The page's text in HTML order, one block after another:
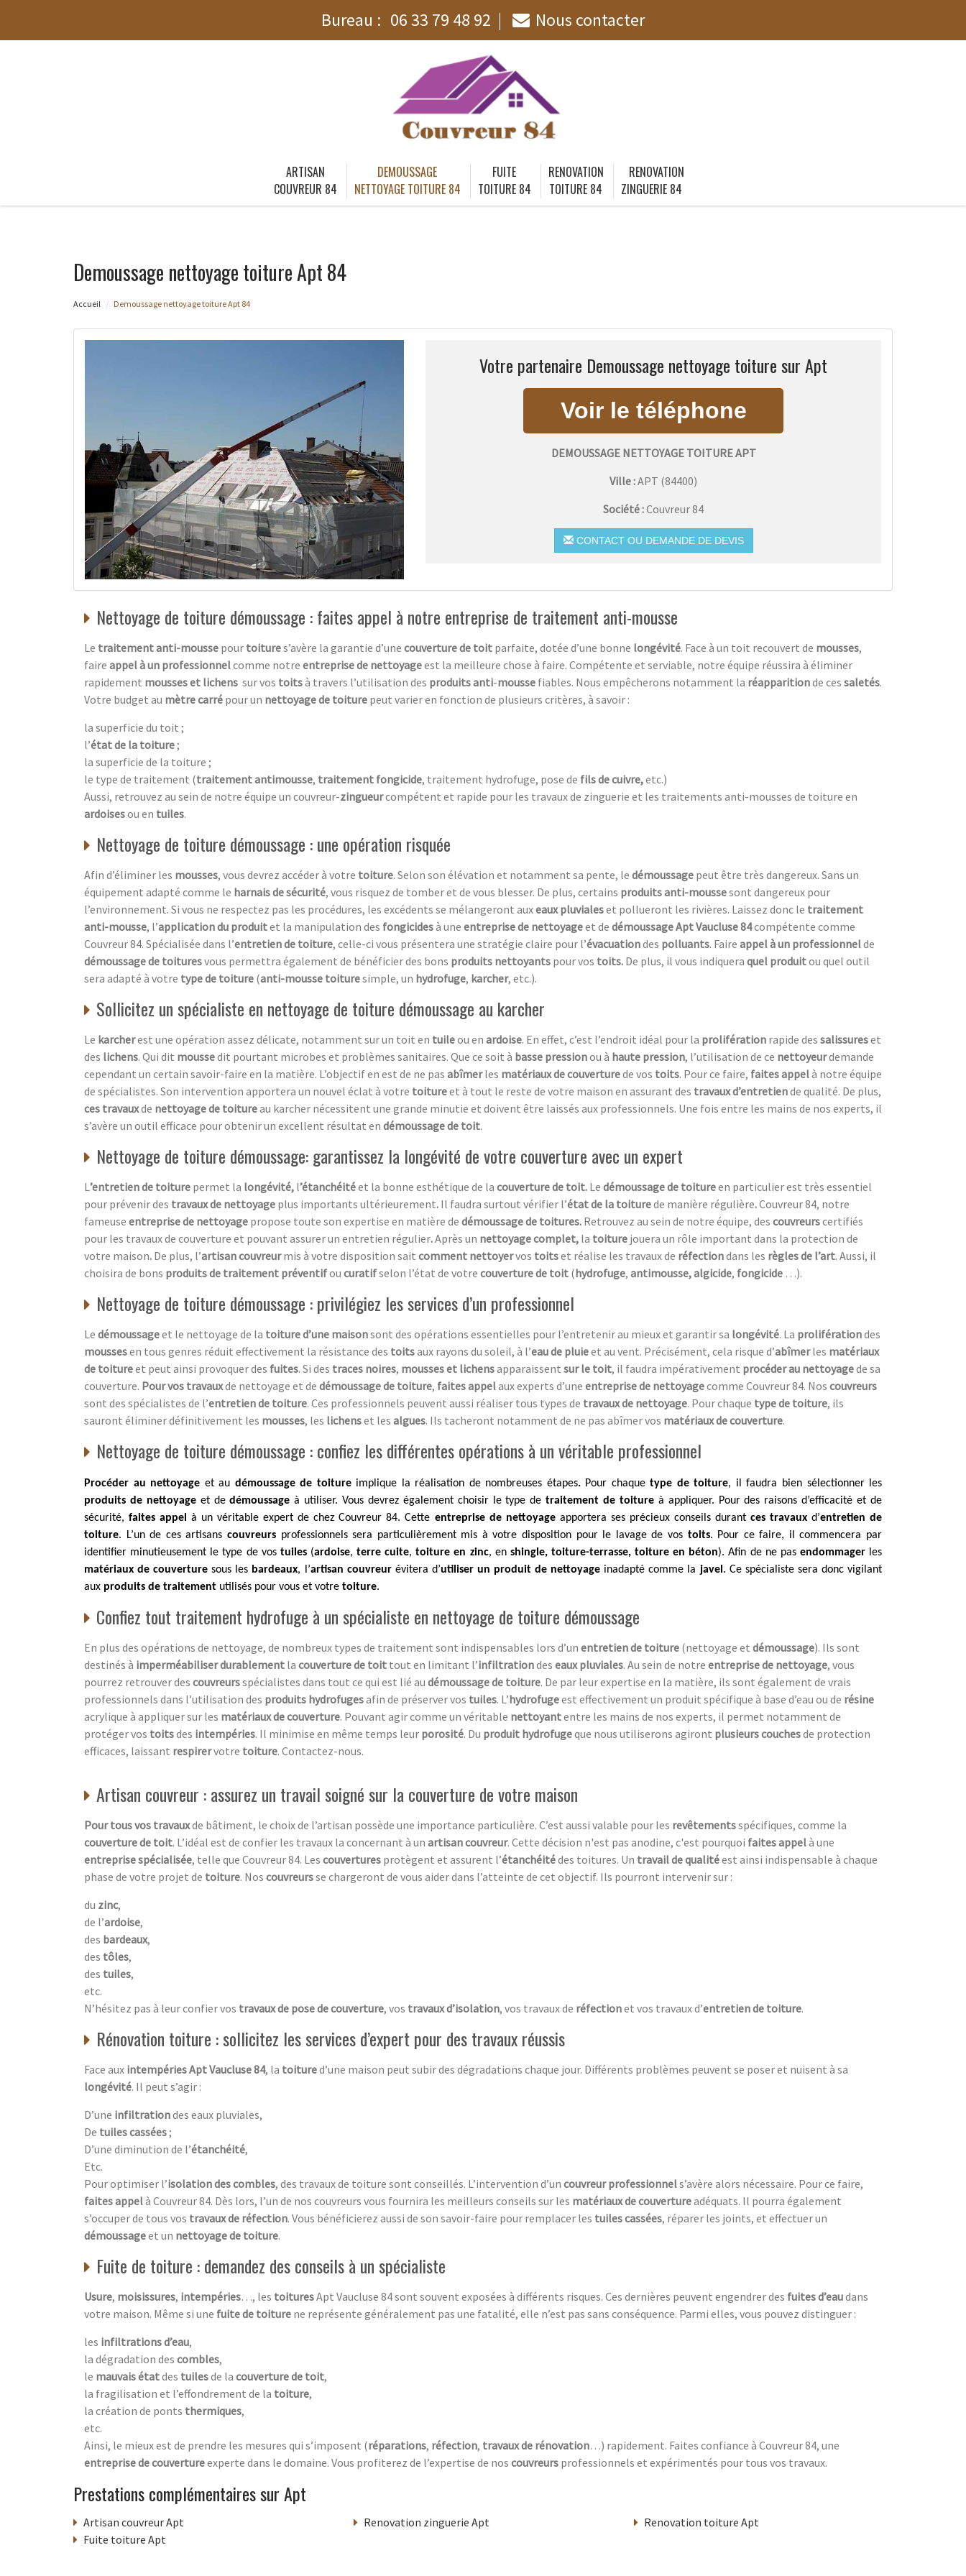
Bureau : 06 33 79 48 92 Nous contacter
ARTISAN
COUVREUR 84
DEMOUSSAGE
NETTOYAGE TOITURE 84
FUITE
TOITURE 84
RENOVATION
TOITURE 84
RENOVATION
ZINGUERIE 84
Demoussage nettoyage toiture Apt 84
Accueil Demoussage nettoyage toiture Apt 84
Votre partenaire Demoussage nettoyage toiture sur Apt
DEMOUSSAGE NETTOYAGE TOITURE APT
Ville :APT (84400)
Société :Couvreur 84
CONTACT OU DEMANDE DE DEVIS
Nettoyage de toiture démoussage : faites appel à notre entreprise de traitement anti-mousse
Le traitement anti-mousse pour toitures’avère la garantie d’une couverture de toit parfaite, dotée d’une bonne longévité. Face à un toit recouvert de mousses,
faire appel à un professionnelcomme notre entreprise de nettoyageest la meilleure chose à faire. Compétente et serviable, notre équipe réussira à éliminer
rapidement mousses et lichens sur vos toitsà travers l’utilisation des produits anti-mousse fiables. Nous empêcherons notamment la réapparitionde ces saletés.
Votre budget au mètre carré pour un nettoyage de toiture peut varier en fonction de plusieurs critères, à savoir :
la superficie du toit ;
l’état de la toiture ;
la superficie de la toiture ;
le type de traitement (traitement antimousse, traitement fongicide, traitement hydrofuge, pose de fils de cuivre,etc.)
Aussi, retrouvez au sein de notre équipe un couvreur-zingueurcompétent et rapide pour les travaux de zinguerie et les traitements anti-mousses de toiture en
ardoisesou en tuiles.
Nettoyage de toiture démoussage : une opération risquée
Afin d’éliminer les mousses, vous devrez accéder à votre toiture. Selon son élévation et notamment sa pente, le démoussage peut être très dangereux. Sans un
équipement adapté comme le harnais de sécurité, vous risquez de tomber et de vous blesser. De plus, certains produits anti-moussesont dangereux pour
l’environnement. Si vous ne respectez pas les procédures, les excédents se mélangeront auxeaux pluvialeset pollueront les rivières. Laissez donc le traitement
anti-mousse, l’application du produitet la manipulation des fongicidesà une entreprise de nettoyageet de démoussage Apt Vaucluse 84compétente comme
Couvreur 84. Spécialisée dans l’entretien de toiture, celle-ci vous présentera une stratégie claire pour l’évacuationdes polluants. Faire appel à un professionnelde
démoussage de toituresvous permettra également de bénéficier des bons produits nettoyants pour vos toits. De plus, il vous indiquera quel produitou quel outil
sera adapté à votre type de toiture (anti-mousse toituresimple, un hydrofuge, karcher, etc.).
Sollicitez un spécialiste en nettoyage de toiture démoussage au karcher
Le karcherest une opération assez délicate, notamment sur un toit en tuileou en ardoise. En effet, c’est l’endroit idéal pour la prolifération rapide des salissureset
des lichens. Qui dit moussedit pourtant microbes et problèmes sanitaires. Que ce soit à basse pressionou à haute pression, l’utilisation de ce nettoyeurdemande
cependant un certain savoir-faire en la matière. L’objectif en est de ne pas abîmerles matériaux de couverturede vos toits. Pour ce faire, faites appelà notre équipe
de spécialistes. Son intervention apportera un nouvel éclat à votre toitureet à tout le reste de votre maison en assurant des travaux d’entretiende qualité. De plus,
ces travauxde nettoyage de toitureau karcher nécessitent une grande minutie et doivent être laissés aux professionnels. Une fois entre les mains de nos experts, il
s’avère un outil efficace pour obtenir un excellent résultat en démoussage de toit.
Nettoyage de toiture démoussage: garantissez la longévité de votre couverture avec un expert
L ’entretien de toiture permet la longévité, l’étanchéitéet la bonne esthétique de la couverture de toit. Le démoussage de toitureen particulier est très essentiel
pour prévenir des travaux de nettoyage plus importants ultérieurement. Il faudra surtout vérifier l’état de la toiturede manière régulière.Couvreur 84, notre
fameuse entreprise de nettoyage propose toute son expertise en matière de démoussage de toitures. Retrouvez au sein de notre équipe, des couvreurscertifiés
pour les travaux de couverture et pouvant assurer un entretien régulier.Après un nettoyage complet, la toiture jouera un rôle important dans la protection de
votre maison. De plus, l’artisan couvreurmis à votre disposition sait comment nettoyervos toitset réalise les travaux de réfectiondans les règles de l’art. Aussi, il
choisira de bons produits de traitement préventifou curatifselon l’état de votre couverture de toit (hydrofuge, antimousse, algicide, fongicide …).
Nettoyage de toiture démoussage : privilégiez les services d’un professionnel
Le démoussageet le nettoyage de la toiture d’une maisonsont des opérations essentielles pour l’entretenir au mieux et garantir sa longévité. La proliférationdes
moussesen tous genres réduit effectivement la résistance des toitsaux rayons du soleil, à l’eau de pluieet au vent. Précisément, cela risque d’abîmerles matériaux
de toitureet peut ainsi provoquer des fuites. Si des traces noires, mousses et lichensapparaissent sur le toit, il faudra impérativement procéder au nettoyagede sa
couverture. Pour vos travauxde nettoyage et de démoussage de toiture, faites appelaux experts d’une entreprise de nettoyagecomme Couvreur 84. Nos couvreurs
sont des spécialistes de l’entretien de toiture. Ces professionnels peuvent aussi réaliser tous types de travaux de nettoyage. Pour chaque type de toiture, ils
sauront éliminer définitivement les mousses, les lichenset les algues. Ils tacheront notamment de ne pas abîmer vos matériaux de couverture.
Nettoyage de toiture démoussage : confiez les différentes opérations à un véritable professionnel
Procéder au nettoyage et au démoussage de toiture implique la réalisation de nombreuses étapes. Pour chaquetype de toiture, il faudra bien sélectionner les
produits de nettoyage et dedémoussage à utiliser. Vous devrez également choisir le type detraitement de toiture à appliquer. Pour des raisons d’efficacité et de
sécurité,faites appel à un véritable expert de chez Couvreur 84. Cette entreprise de nettoyageapportera ses précieux conseils durant ces travauxd’entretien de
toiture. L’un de ces artisans couvreurs professionnels sera particulièrement mis à votre disposition pour le lavage de vos toits. Pour ce faire, il commencera par
identifier minutieusement le type de vos tuiles(ardoise, terre cuite,toiture en zinc, en shingle, toiture-terrasse, toiture en béton). Afin de ne pas endommagerles
matériaux de couverture sous les bardeaux, l’artisan couvreur évitera d’utiliser un produit de nettoyage inadapté comme la javel . Ce spécialiste sera donc vigilant
aux produits de traitement utilisés pour vous et votre toiture.
Confiez tout traitement hydrofuge à un spécialiste en nettoyage de toiture démoussage
En plus des opérations de nettoyage, de nombreux types de traitement sont indispensables lors d’un entretien de toiture (nettoyage et démoussage). Ils sont
destinés à imperméabiliser durablement la couverture de toit tout en limitant l’infiltrationdes eaux pluviales. Au sein de notre entreprise de nettoyage, vous
pourrez retrouver des couvreursspécialistes dans tout ce qui est lié au démoussage de toiture. De par leur expertise en la matière, ils sont également de vrais
professionnels dans l’utilisation des produits hydrofugesafin de préserver vos tuiles. L’hydrofugeest effectivement un produit spécifique à base d’eau ou de résine
acrylique à appliquer sur les matériaux de couverture. Pouvant agir comme un véritable nettoyantentre les mains de nos experts, il permet notamment de
protéger vos toitsdes intempéries. Il minimise en même temps leur porosité. Du produit hydrofugeque nous utiliserons agiront plusieurs couchesde protection
efficaces, laissant respirervotre toiture. Contactez-nous.
Artisan couvreur : assurez un travail soigné sur la couverture de votre maison
Pour tous vos travauxde bâtiment, le choix de l’artisan possède une importance particulière. C’est aussi valable pour les revêtementsspécifiques, comme la
couverture de toit. L’idéal est de confier les travaux la concernant à un artisan couvreur. Cette décision n'est pas anodine, c'est pourquoi faites appelà une
entreprise spécialisée, telle que Couvreur 84. Les couvertures protègent et assurent l’étanchéitédes toitures. Un travail de qualitéest ainsi indispensable à chaque
phase de votre projet de toiture. Nos couvreursse chargeront de vous aider dans l’atteinte de cet objectif. Ils pourront intervenir sur :
du zinc,
de l’ardoise,
des bardeaux,
des tôles,
des tuiles,
etc.
N’hésitez pas à leur confier vos travaux de pose de couverture, vos travaux d’isolation, vos travaux de réfectionet vos travaux d’entretien de toiture.
Rénovation toiture : sollicitez les services d’expert pour des travaux réussis
Face aux intempéries Apt Vaucluse 84, la toitured’une maison peut subir des dégradations chaque jour. Différents problèmes peuvent se poser et nuisent à sa
longévité. Il peut s’agir :
D’une infiltrationdes eaux pluviales,
De tuiles cassées ;
D’une diminution de l’étanchéité,
Etc.
Pour optimiser l’isolation des combles, des travaux de toiture sont conseillés. L’intervention d’un couvreur professionnels’avère alors nécessaire. Pour ce faire,
faites appelà Couvreur 84. Dès lors, l’un de nos couvreurs vous fournira les meilleurs conseils sur les matériaux de couvertureadéquats. Il pourra également
s’occuper de tous vos travaux de réfection. Vous bénéficierez aussi de son savoir-faire pour remplacer les tuiles cassées, réparer les joints, et effectuer un
démoussageet un nettoyage de toiture.
Fuite de toiture : demandez des conseils à un spécialiste
Usure, moisissures, intempéries…, les toituresApt Vaucluse 84 sont souvent exposées à différents risques. Ces dernières peuvent engendrer des fuites d’eaudans
votre maison. Même si une fuite de toiture ne représente généralement pas une fatalité, elle n’est pas sans conséquence. Parmi elles, vous pouvez distinguer :
les infiltrations d’eau,
la dégradation des combles,
le mauvais étatdes tuilesde la couverture de toit,
la fragilisation et l’effondrement de la toiture,
la création de ponts thermiques,
etc.
Ainsi, le mieux est de prendre les mesures qui s’imposent (réparations, réfection, travaux de rénovation…) rapidement. Faites confiance à Couvreur 84, une
entreprise de couvertureexperte dans le domaine. Vous profiterez de l’expertise de nos couvreurs professionnels et expérimentés pour tous vos travaux.
Prestations complémentaires sur Apt
Artisan couvreur Apt
Fuite toiture Apt
Renovation zinguerie Apt Renovation toiture Apt